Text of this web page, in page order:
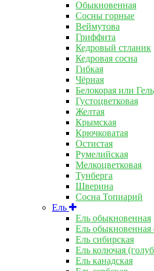
Обыкновенная
Сосны горные
Веймутова
Гриффита
Кедровый стланик
Кедровая сосна
Гибкая
Чёрная
Белокорая или
Густоцветковая
Желтая
Крымская
Крючковатая
Остистая
Румелийская
Мелкоцветковая
Тунберга
Шверина
Сосна Топиарий
Ель
Ель обыкновенная
Ель обыкновенная
Ель сибирская
Ель колючая
Ель канадская